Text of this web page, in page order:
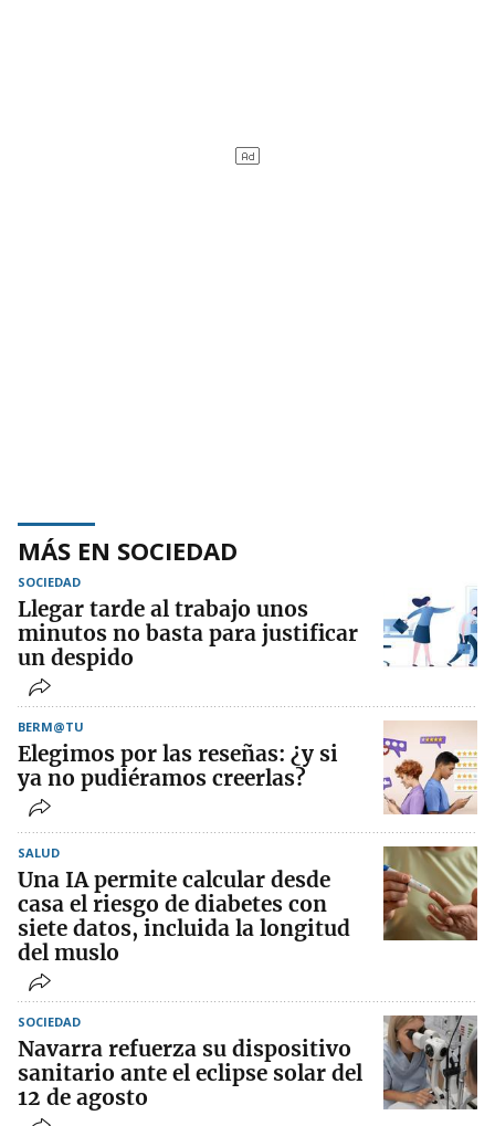
MÁS EN SOCIEDAD
SOCIEDAD
Llegar tarde al trabajo unos
minutos no basta para justificar
un despido
BERM@TU
Elegimos por las reseñas: ¿y si
ya no pudiéramos creerlas?
SALUD
Una IA permite calcular desde
casa el riesgo de diabetes con
siete datos, incluida la longitud
del muslo
SOCIEDAD
Navarra refuerza su dispositivo
sanitario ante el eclipse solar del
12 de agosto